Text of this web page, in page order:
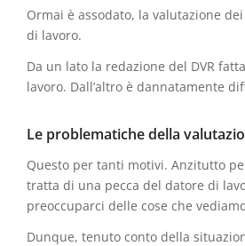
Ormai è assodato, la valutazione
di lavoro.
Da un lato la redazione del DVR
lavoro. Dall’altro è dannatamente
Le problematiche della
Questo per tanti motivi. Anzitutto
tratta di una pecca del datore di
preoccuparci delle cose che
Dunque, tenuto conto della